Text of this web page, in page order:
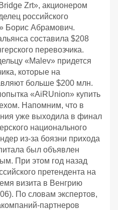
Zrt», акционером
российского
Борис Абрамович.
составила $208
перевозчика.
«Malev» придется
которые на
больше $200 млн.
«AiRUnion» купить
Напомним, что в
уже выходила в финал
национального
из-за боязни прихода
был объявлен
При этом год назад
претендента на
визита в Венгрию
По словам экспертов,
партнеров